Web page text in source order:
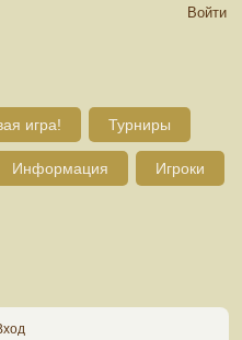
Войти
игра! Турниры
Информация Игроки